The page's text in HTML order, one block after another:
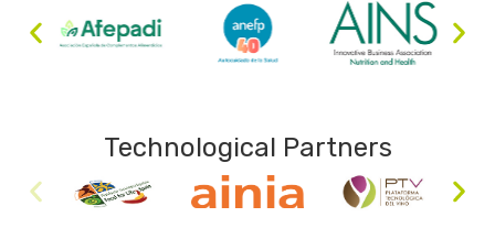
Technological Partners